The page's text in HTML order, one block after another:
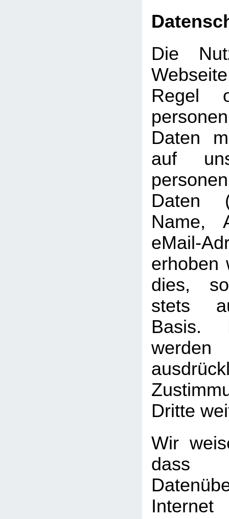
Die
Regel
Daten
auf
Daten
Name,
eMail-
erhoben
dies,
stets
Basis.
Dritte
Wir